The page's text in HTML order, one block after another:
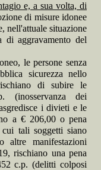
e, a sua volta, di
di misure idonee
nell'attuale situazione
di aggravamento del
le persone senza
sicurezza nello
di subire le
(inosservanza dei
i divieti e le
a € 206,00 o pena
tali soggetti siano
altre manifestazioni
rischiano una pena
c.p. (delitti colposi